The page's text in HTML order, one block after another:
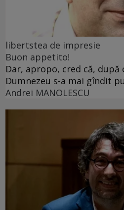
libertstea de impresie
Buon appetito!
Dar, apropo, cred că, după
Dumnezeu s-a mai gîndit
Andrei MANOLESCU